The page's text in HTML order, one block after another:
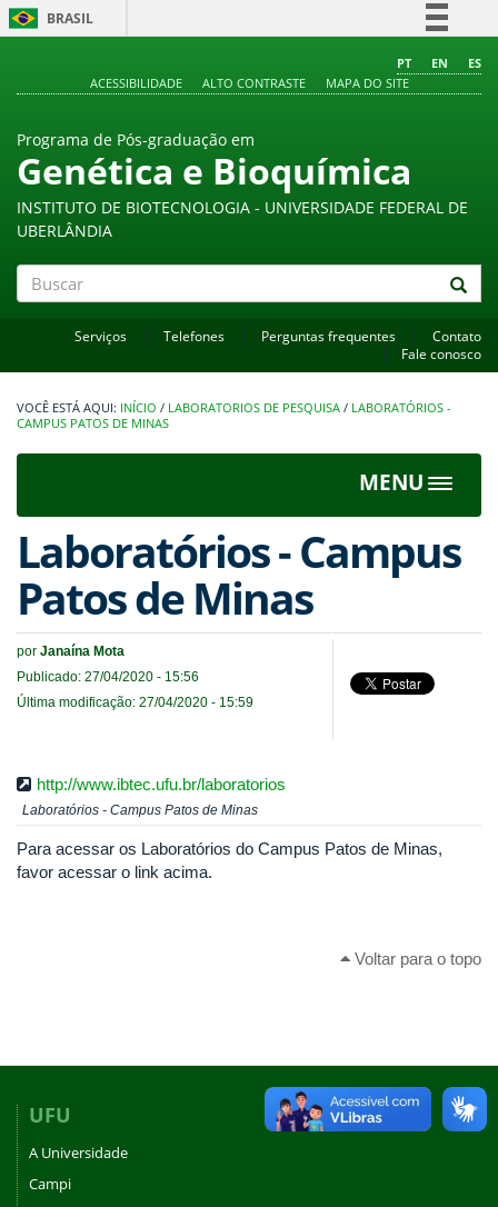
BRASIL
Comunica BR
Acesso à informação
Legislação
PT EN
ES
ACESSIBILIDADE
ALTO CONTRASTE MAPA DO SITE
Programa de Pós-graduação em
Genética e Bioquímica
INSTITUTO DE BIOTECNOLOGIA - UNIVERSIDADE FEDERAL DE
UBERLÂNDIA
Serviços Telefones Perguntas frequentes
Contato
Fale conosco
INÍCIO / LABORATORIOS DE PESQUISA / LABORATÓRIOS -
CAMPUS PATOS DE MINAS
MENU
Toggle
Laboratórios - Campus
Patos de Minas
por Janaína Mota
Publicado: 27/04/2020 - 15:56
Última modificação: 27/04/2020 - 15:59
http://www.ibtec.ufu.br/laboratorios
Laboratórios - Campus Patos de Minas
Para acessar os Laboratórios do Campus Patos de Minas,
favor acessar o link acima.
Voltar para o topo
UFU
A Universidade
Campi